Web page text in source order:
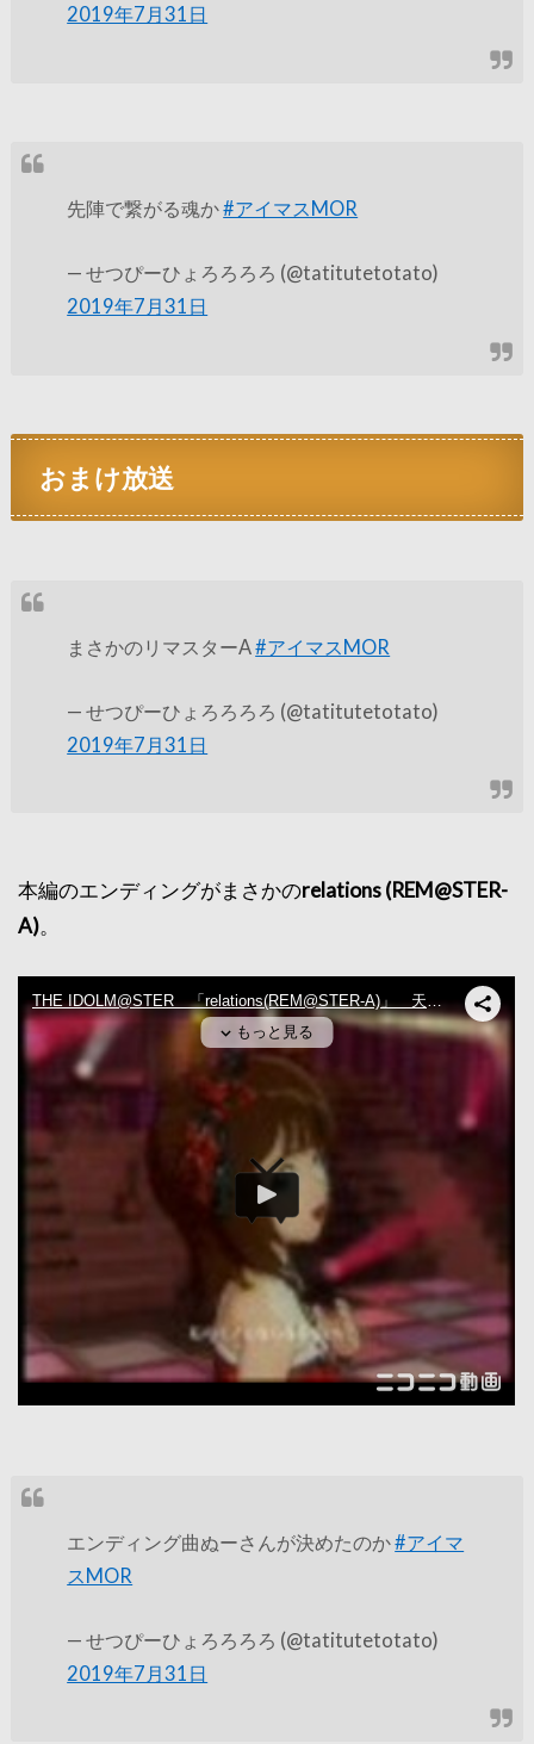
2019年7月31日
先陣で繋がる魂か#アイマスMOR
— せつぴーひょろろろろ (@tatitutetotato)
2019年7月31日
おまけ放送
まさかのリマスターA#アイマスMOR
— せつぴーひょろろろろ (@tatitutetotato)
2019年7月31日
本編のエンディングがまさかのrelations (REM@STER-
A)。
エンディング曲ぬーさんが決めたのか#アイマ
スMOR
— せつぴーひょろろろろ (@tatitutetotato)
2019年7月31日